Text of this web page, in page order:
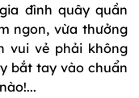
đình quây quần
ngon, vừa thưởng
vui vẻ phải không
bắt tay vào chuẩn